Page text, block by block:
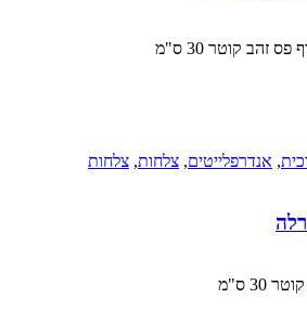
30 ס"מ
,צלחות ,צלחות